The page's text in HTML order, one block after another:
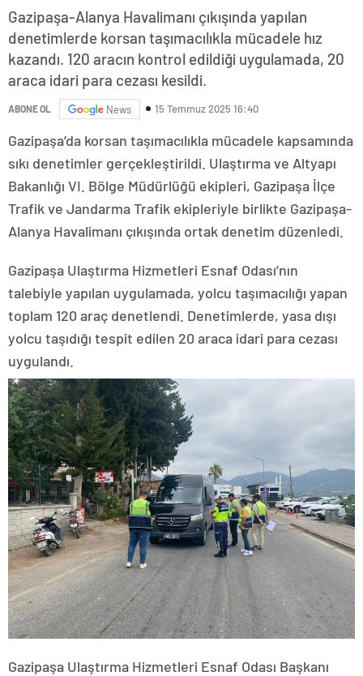
Gazipaşa-Alanya Havalimanı çıkışında yapılan
denetimlerde korsan taşımacılıkla mücadele hız
kazandı. 120 aracın kontrol edildiği uygulamada, 20
araca idari para cezası kesildi.
ABONE OL News 15 Temmuz 2025 16:40
Gazipaşa’da korsan taşımacılıkla mücadele kapsamında
sıkı denetimler gerçekleştirildi. Ulaştırma ve Altyapı
Bakanlığı VI. Bölge Müdürlüğü ekipleri, Gazipaşa İlçe
Trafik ve Jandarma Trafik ekipleriyle birlikte Gazipaşa-
Alanya Havalimanı çıkışında ortak denetim düzenledi.
Gazipaşa Ulaştırma Hizmetleri Esnaf Odası’nın
talebiyle yapılan uygulamada, yolcu taşımacılığı yapan
toplam 120 araç denetlendi. Denetimlerde, yasa dışı
yolcu taşıdığı tespit edilen 20 araca idari para cezası
uygulandı.
Gazipaşa Ulaştırma Hizmetleri Esnaf Odası Başkanı